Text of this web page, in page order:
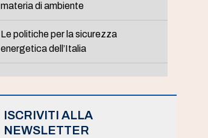
materia di ambiente
Le politiche per la sicurezza
energetica dell’Italia
ISCRIVITI ALLA
NEWSLETTER